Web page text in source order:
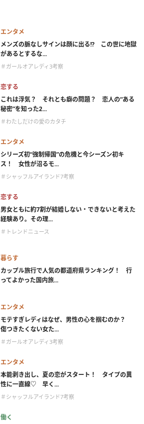
エンタメ
メンズの脈なしサインは顔に出る!? この世に地獄
があるとするな...
＃ガールオアレディ3考察
恋する
これは浮気？ それとも癖の問題？ 恋人の“ある
秘密”を知った2...
＃わたしだけの愛のカタチ
エンタメ
シリーズ初“強制帰国”の危機と今シーズン初キ
ス！ 女性が沼るモ...
＃シャッフルアイランド7考察
恋する
男女ともに約7割が結婚しない・できないと考えた
経験あり。その理...
＃トレンドニュース
暮らす
カップル旅行で人気の都道府県ランキング！ 行
ってよかった国内旅...
エンタメ
モテすぎレディはなぜ、男性の心を掴むのか？
傷つきたくない女た...
＃ガールオアレディ3考察
エンタメ
本能剥き出し、夏の恋がスタート！ タイプの異
性に一直線♡ 早く...
＃シャッフルアイランド7考察
働く